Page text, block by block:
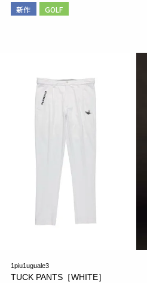
新作 GOLF
1piu1uguale3
TUCK PANTS［WHITE］